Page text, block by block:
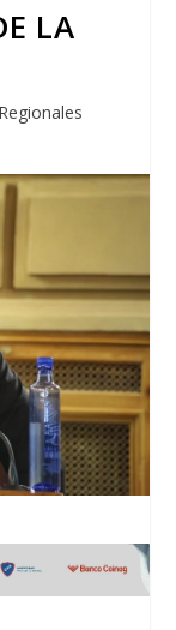
LA
Regionales